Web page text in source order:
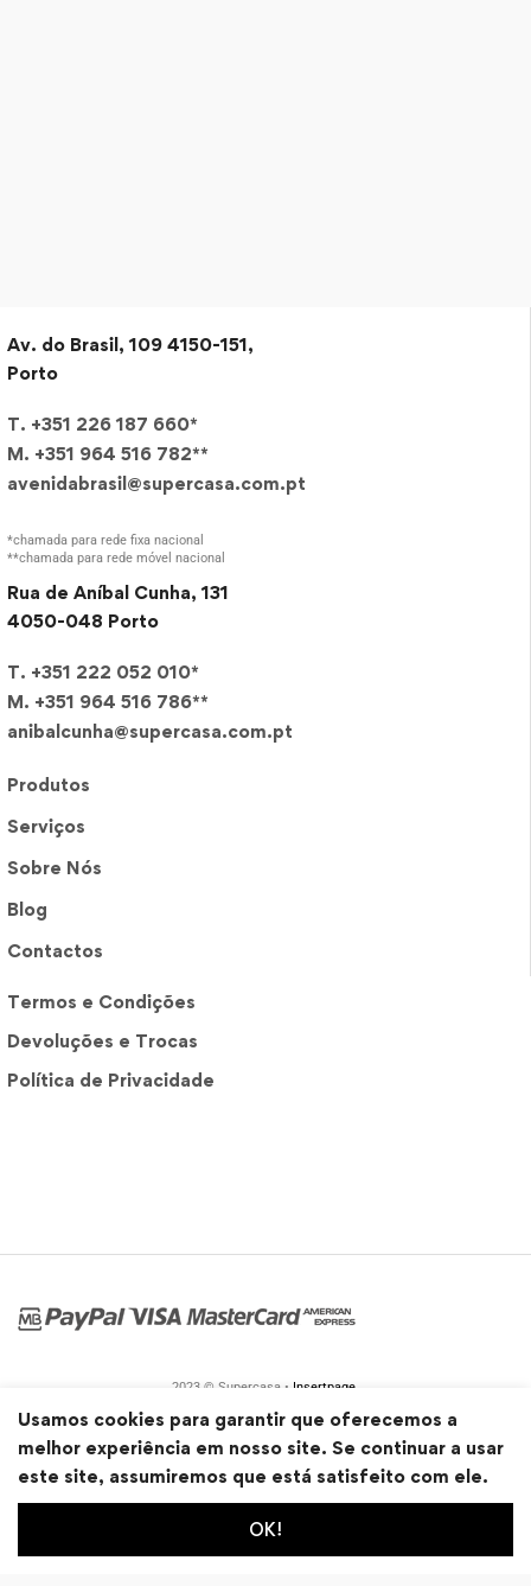
Av. do Brasil, 109 4150-151,
Porto
T. +351 226 187 660*
M. +351 964 516 782**
avenidabrasil@supercasa.com.pt
*chamada para rede fixa nacional
**chamada para rede móvel nacional
Rua de Aníbal Cunha, 131
4050-048 Porto
T. +351 222 052 010*
M. +351 964 516 786**
anibalcunha@supercasa.com.pt
Produtos
Serviços
Sobre Nós
Blog
Contactos
Termos e Condições
Devoluções e Trocas
Política de Privacidade
2023 © Supercasa • Insertpage
Usamos cookies para garantir que oferecemos a
melhor experiência em nosso site. Se continuar a usar
este site, assumiremos que está satisfeito com ele.
OK!
0